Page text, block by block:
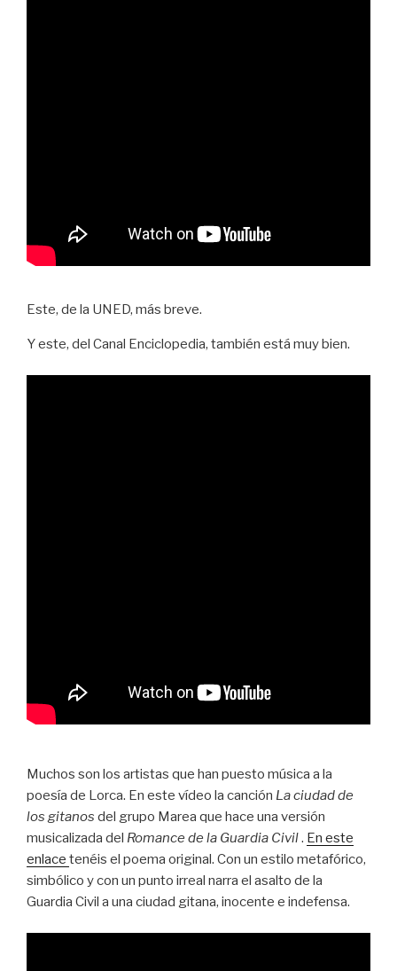
Este, de la UNED, más breve.
Y este, del Canal Enciclopedia, también está muy bien.
Muchos son los artistas que han puesto música a la
poesía de Lorca. En este vídeo la canción La ciudad de
los gitanos del grupo Marea que hace una versión
musicalizada del Romance de la Guardia Civil. En este
enlace tenéis el poema original. Con un estilo metafórico,
simbólico y con un punto irreal narra el asalto de la
Guardia Civil a una ciudad gitana, inocente e indefensa.